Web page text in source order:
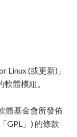
Linux (或更新)」
體模組。
體基金會所發佈
GPL」) 的條款